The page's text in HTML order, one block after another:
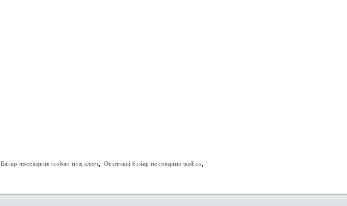
Байер посредник taobao под ключ Опытный байер посредник taobao